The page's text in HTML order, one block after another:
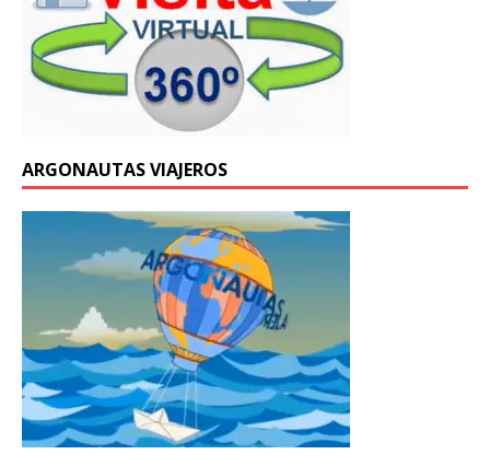
ARGONAUTAS VIAJEROS